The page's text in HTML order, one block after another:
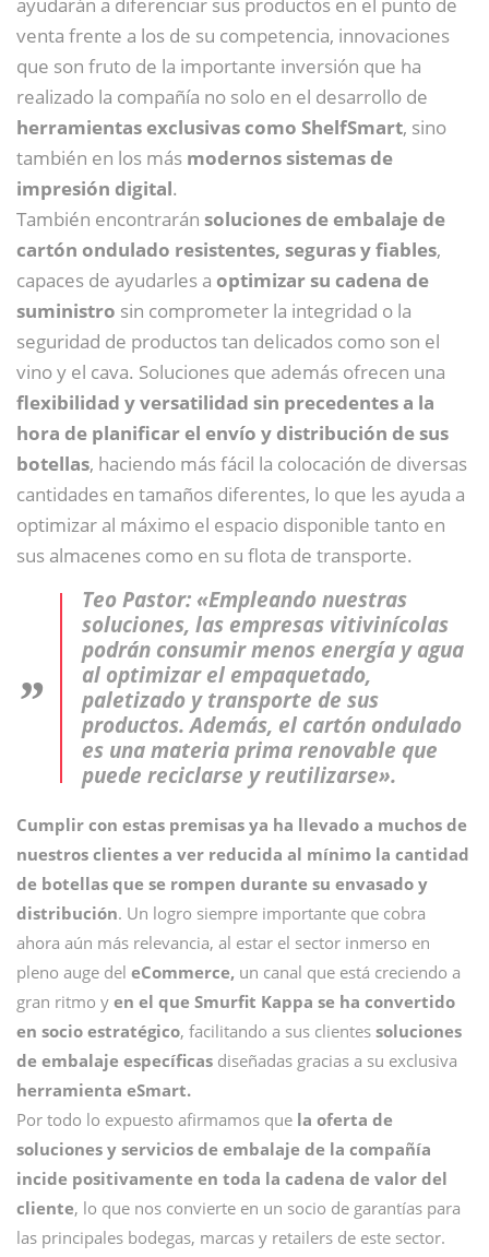
ayudarán a diferenciar sus productos en el punto de
venta frente a los de su competencia, innovaciones
que son fruto de la importante inversión que ha
realizado la compañía no solo en el desarrollo de
herramientas exclusivas como ShelfSmart, sino
también en los más modernos sistemas de
impresión digital.
También encontrarán soluciones de embalaje de
cartón ondulado resistentes, seguras y fiables,
capaces de ayudarles a optimizar su cadena de
suministro sin comprometer la integridad o la
seguridad de productos tan delicados como son el
vino y el cava. Soluciones que además ofrecen una
flexibilidad y versatilidad sin precedentes a la
hora de planificar el envío y distribución de sus
botellas, haciendo más fácil la colocación de diversas
cantidades en tamaños diferentes, lo que les ayuda a
optimizar al máximo el espacio disponible tanto en
sus almacenes como en su flota de transporte.
Teo Pastor: «Empleando nuestras
soluciones, las empresas vitivinícolas
podrán consumir menos energía y agua
al optimizar el empaquetado,
paletizado y transporte de sus
productos. Además, el cartón ondulado
es una materia prima renovable que
puede reciclarse y reutilizarse».
Cumplir con estas premisas ya ha llevado a muchos de
nuestros clientes a ver reducida al mínimo la cantidad
de botellas que se rompen durante su envasado y
distribución. Un logro siempre importante que cobra
ahora aún más relevancia, al estar el sector inmerso en
pleno auge del eCommerce, un canal que está creciendo a
gran ritmo y en el que Smurfit Kappa se ha convertido
en socio estratégico, facilitando a sus clientes soluciones
de embalaje específicas diseñadas gracias a su exclusiva
herramienta eSmart.
Por todo lo expuesto afirmamos que la oferta de
soluciones y servicios de embalaje de la compañía
incide positivamente en toda la cadena de valor del
cliente, lo que nos convierte en un socio de garantías para
las principales bodegas, marcas y retailers de este sector.